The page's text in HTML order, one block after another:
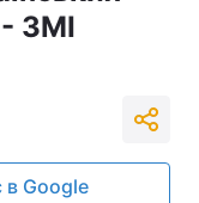
ЗМІ
в Google